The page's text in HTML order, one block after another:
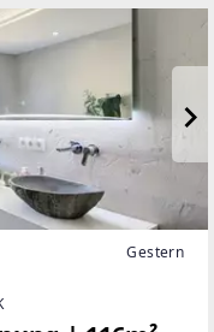
Gestern